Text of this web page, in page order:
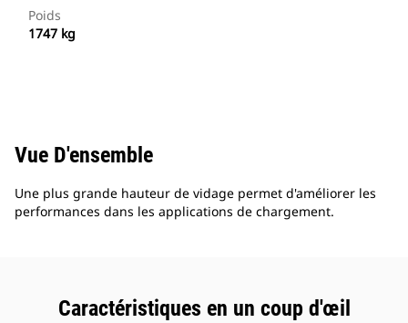
Poids
1747 kg
Vue D'ensemble
Une plus grande hauteur de vidage permet d'améliorer les
performances dans les applications de chargement.
Caractéristiques en un coup d'œil